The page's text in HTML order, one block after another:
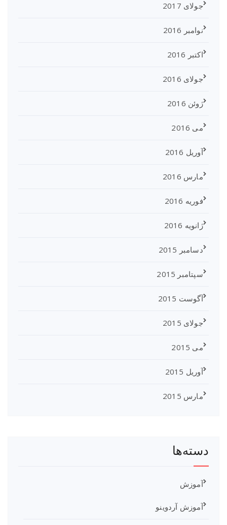
جولای 2017
نوامبر 2016
اکتبر 2016
جولای 2016
ژوئن 2016
می 2016
آوریل 2016
مارس 2016
فوریه 2016
ژانویه 2016
دسامبر 2015
سپتامبر 2015
آگوست 2015
جولای 2015
می 2015
آوریل 2015
مارس 2015
دسته‌ها
آموزش
آموزش آردوینو